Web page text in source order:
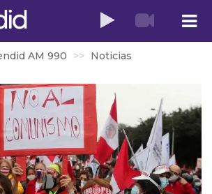
AM 990 Noticias